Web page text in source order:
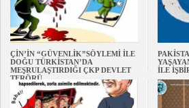
ÇİN’İN “GÜVENLİK”SÖYLEMİ İLE
DOĞU TÜRKİSTAN’DA
MEŞRULAŞTIRDIĞI ÇKP DEVLET
TERÖRÜ
İLE